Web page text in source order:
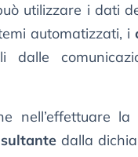
utilizzare i dati
automatizzati, i
dalle
nell’effettuare la
dalla